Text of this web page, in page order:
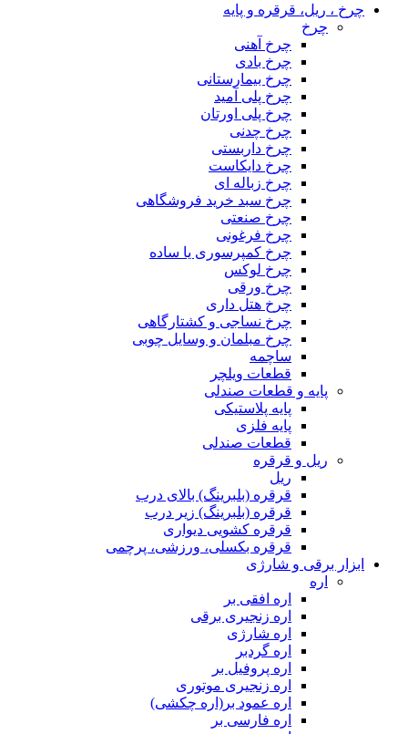
چرخ ، ریل، قرقره و پایه
چرخ
چرخ آهنی
چرخ بادی
چرخ بیمارستانی
چرخ پلی آمید
چرخ پلی اورتان
چرخ چدنی
چرخ داربستی
چرخ دایکاست
چرخ زباله ای
چرخ سبد خرید فروشگاهی
چرخ صنعتی
چرخ فرغونی
چرخ کمپرسوری یا ساده
چرخ لوکس
چرخ ورقی
چرخ هتل داری
چرخ نساجی و کشتارگاهی
چرخ مبلمان و وسایل چوبی
ساچمه
قطعات ویلچر
پایه و قطعات صندلی
پایه پلاستیکی
پایه فلزی
قطعات صندلی
ریل و قرقره
ریل
قرقره (بلبرینگ) بالای درب
قرقره (بلبرینگ) زیر درب
قرقره کشویی دیواری
قرقره بکسلی، ورزشی، پرچمی
ابزار برقی و شارژی
اره
اره افقی بر
اره زنجیری برقی
اره شارژی
اره گردبر
اره پروفیل بر
اره زنجیری موتوری
اره عمود بر(اره چکشی)
اره فارسی بر